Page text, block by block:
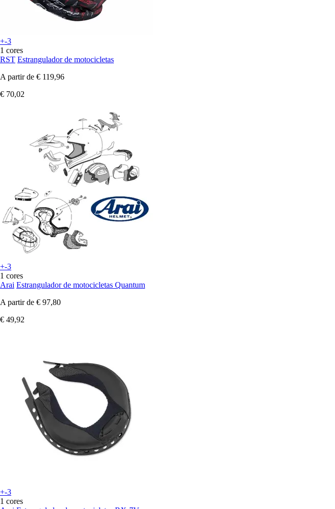
+-3
1 cores
RST Estrangulador de motocicletas
A partir de € 119,96
€ 70,02
+-3
1 cores
Arai Estrangulador de motocicletas Quantum
A partir de € 97,80
€ 49,92
+-3
1 cores